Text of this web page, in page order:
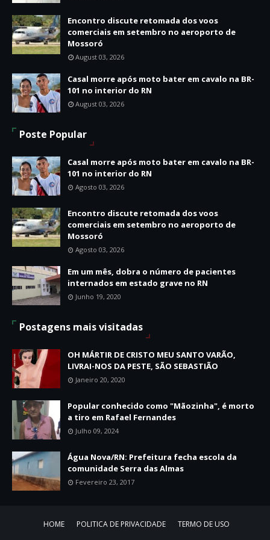
Encontro discute retomada dos voos
comerciais em setembro no aeroporto de
Mossoró
August 03, 2026
Casal morre após moto bater em cavalo na BR-
101 no interior do RN
August 03, 2026
Poste Popular
Casal morre após moto bater em cavalo na BR-
101 no interior do RN
Agosto 03, 2026
Encontro discute retomada dos voos
comerciais em setembro no aeroporto de
Mossoró
Agosto 03, 2026
Em um mês, dobra o número de pacientes
internados em estado grave no RN
Junho 19, 2020
Postagens mais visitadas
OH MÁRTIR DE CRISTO MEU SANTO VARÃO,
LIVRAI-NOS DA PESTE, SÃO SEBASTIÃO
Janeiro 20, 2020
Popular conhecido como "Mãozinha", é morto
a tiro em Rafael Fernandes
Julho 09, 2024
Água Nova/RN: Prefeitura fecha escola da
comunidade Serra das Almas
Fevereiro 23, 2017
HOME POLITICA DE PRIVACIDADE
TERMO DE USO